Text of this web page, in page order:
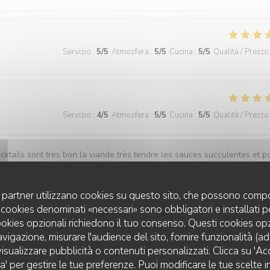
utilizzano cookies su questo sito, che possono
denominati «necessari» sono obbligatori e installati
opzionali richiedono il tuo consenso. Questi cookies
misurare l'audience del sito, fornire funzionalità
pubblicità o contenuti personalizzati. Clicca su
per gestire le tue preferenze. Puoi modificare le tue scelte
Servizio : 5/5 Atmosfera : 5/5 Cucina : 5/5 Qualità / Prezzo
Servizio : 4/5 Atmosfera : 5/5 Cucina : 5/5 Qualità / Prezzo
sont très bon la viande très tendre les sauces succulentes et
abordable.
Servizio: 5 /5 Atmosfera : 5/5 Cucina: 5/5 Qualità / Prezzo